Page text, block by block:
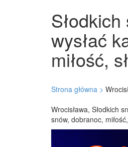
wysłać
miłość,
Strona główna >
Wrocisława, Słodkich
snów, dobranoc,